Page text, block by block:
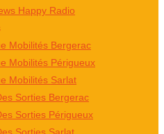
Happy Radio
Mobilités Bergerac
Mobilités Périgueux
Mobilités Sarlat
Sorties Bergerac
Sorties Périgueux